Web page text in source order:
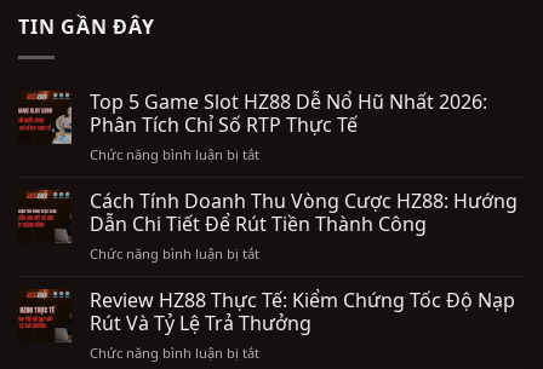
TIN GẦN ĐÂY
Top 5 Game Slot HZ88 Dễ Nổ Hũ Nhất 2026:
Phân Tích Chỉ Số RTP Thực Tế
Chức năng bình luận bị tắtở
5
Game
Slot
HZ88
Nổ
Hũ
2026:
Cách Tính Doanh Thu Vòng Cược HZ88: Hướng
Dẫn Chi Tiết Để Rút Tiền Thành Công
Chức năng bình luận bị tắtở
Tính
Doanh
Thu
Vòng
Review HZ88 Thực Tế: Kiểm Chứng Tốc Độ Nạp
Rút Và Tỷ Lệ Trả Thưởng
Chức năng bình luận bị tắtở